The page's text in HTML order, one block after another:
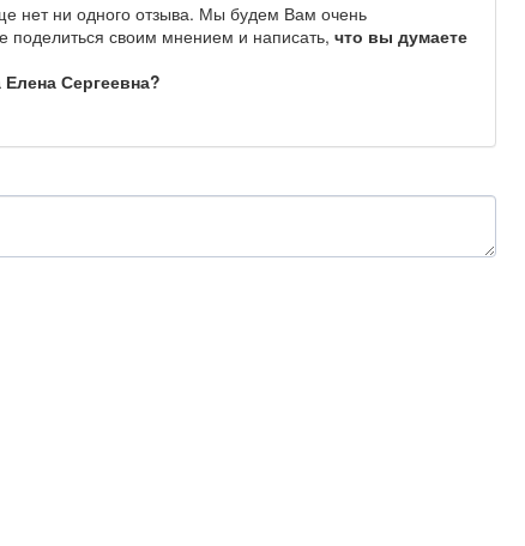
нет ни одного отзыва. Мы будем Вам очень
поделиться своим мнением и написать, что вы думаете
Сергеевна?